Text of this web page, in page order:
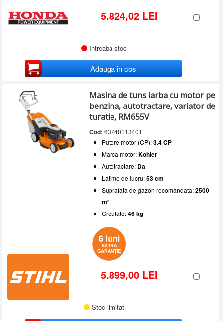
5.824,02 LEI
Intreaba stoc
Adauga in cos
Masina de tuns iarba cu motor pe
benzina, autotractare, variator de
turatie, RM655V
Cod: 63740113401
Putere motor (CP):3.4 CP
Marca motor:Kohler
Autotractare: Da
Latime de lucru:53 cm
Suprafata de gazon recomandata:2500
m²
Greutate:46 kg
5.899,00 LEI
Stoc limitat